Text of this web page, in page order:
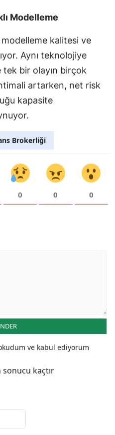
Samsun
Siirt
Sinop
Sivas
Tekirdağ
Trabzon
Şanlıurfa
Uşak
Kırıkkale
Batman
Modelleme
kalitesi ve
Aynı teknolojiye
bir olayın birçok
artarken, net risk
kapasite
Brokerliği
0 0 0
ve kabul ediyorum
sonucu kaçtır